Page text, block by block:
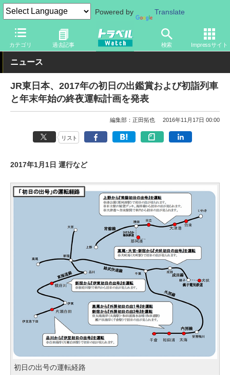
Powered by Translate
カテゴリ 過去記事 検索 Impressサイト
トラベル Watch 地域 国内旅行 関東
ニュース
JR東日本、2017年の初日の出鑑賞および初詣列車
と年末年始の終夜運転計画を発表
編集部：正田拓也 2016年11月17日 00:00
リスト
2017年1月1日 運行など
初日の出号の運転経路